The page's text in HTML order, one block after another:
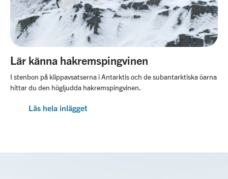
Lär känna hakremspingvinen
I stenbon på klippavsatserna i Antarktis och de subantarktiska öarna
hittar du den högljudda hakremspingvinen.
Läs hela inlägget